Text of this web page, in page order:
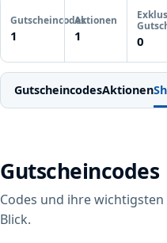
Gutscheincodes
1
Aktionen
1 0
GutscheincodesAktionen
Gutscheincodes
Codes und ihre
Blick.